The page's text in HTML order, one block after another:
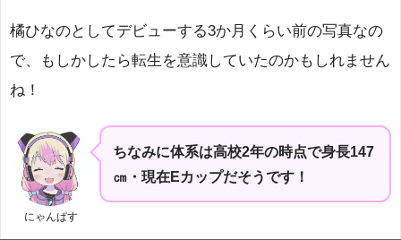
橘ひなのとしてデビューする3か月くらい前の写真なの
で、もしかしたら転生を意識していたのかもしれません
ね！
にゃんぱす
ちなみに体系は高校2年の時点で身長147
㎝・現在Eカップだそうです！